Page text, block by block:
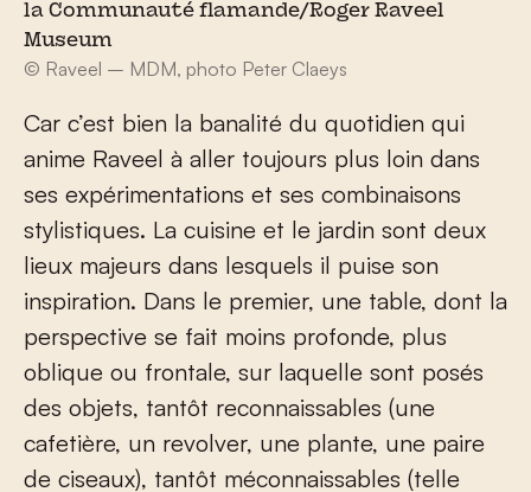
la Communauté flamande/Roger Raveel
Museum
© Raveel – MDM, photo Peter Claeys
Car c’est bien la banalité du quotidien qui
anime Raveel à aller toujours plus loin dans
ses expérimentations et ses combinaisons
stylistiques. La cuisine et le jardin sont deux
lieux majeurs dans lesquels il puise son
inspiration. Dans le premier, une table, dont la
perspective se fait moins profonde, plus
oblique ou frontale, sur laquelle sont posés
des objets, tantôt reconnaissables (une
cafetière, un revolver, une plante, une paire
de ciseaux), tantôt méconnaissables (telle